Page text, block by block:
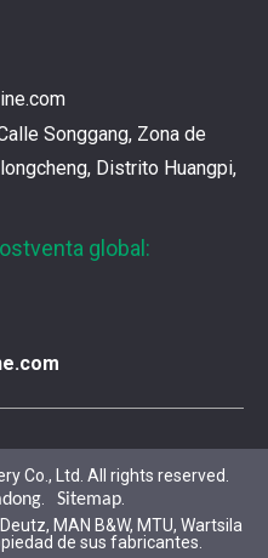
alta calidad son
encontrar
de diferentes series de
Chaquetas de aislamiento del generador de gases de Jenbacher
con diesel, petróleo
Songgang, Zona de
Distrito Huangpi,
global:
Co., Ltd. All rights reserved.
Sitemap
MAN B&W, MTU, Wartsila
de sus fabricantes.